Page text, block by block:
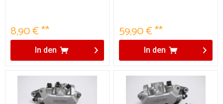
8,90 € **
In den
59,90 € **
In den